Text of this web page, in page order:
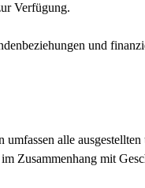
Verfügung.
und
alle
Zusammenhang mit